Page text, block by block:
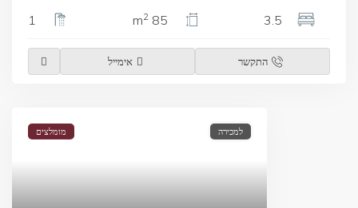
3.5
85 m
2
1
התקשר אימייל
מומלצים למכירה